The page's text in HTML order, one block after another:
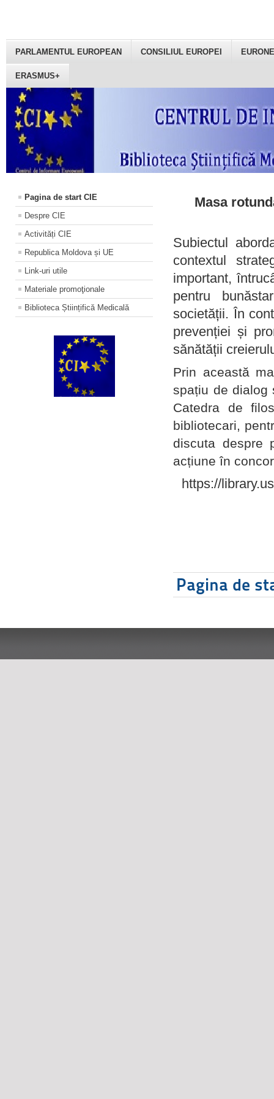
PARLAMENTUL EUROPEAN CONSILIUL EUROPEI
ERASMUS+
Pagina de start CIE
Despre CIE
Activități CIE
Republica Moldova și UE
Link-uri utile
Materiale promoţionale
Biblioteca Științifică Medicală
Masa
Subiectul
contextul
important,
pentru
societății. În
prevenției și
sănătății
Prin această
spațiu de dialog
Catedra de
bibliotecari,
discuta despre
acțiune în
https://
Pagina de